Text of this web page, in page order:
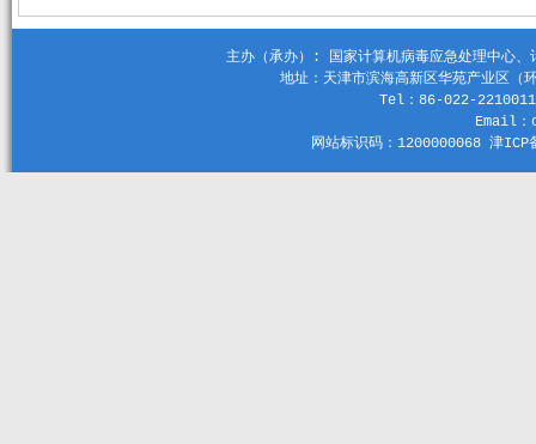
主办（承办）: 国家计算机病毒应急处理中心
地址：天津市滨海高新区华苑产业区
Tel：86-022-
Email
网站标识码：1200000068 津